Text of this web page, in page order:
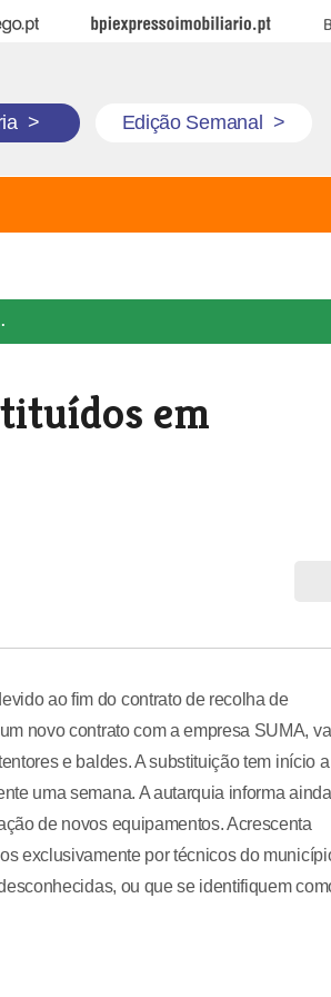
BPI Expresso Imobiliário
> Edição Semanal >
em
ao fim do contrato de recolha de
novo contrato com a empresa SUMA,
e baldes. A substituição tem início a
uma semana. A autarquia informa ainda
de novos equipamentos. Acrescenta
exclusivamente por técnicos do
ou que se identifiquem